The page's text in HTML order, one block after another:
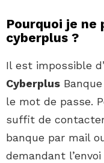
Pourquoi je ne
cyberplus ?
Il est impossible
Cyberplus
le mot de passe.
suffit de
banque par mail
demandant